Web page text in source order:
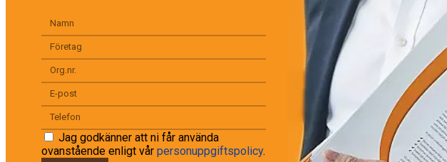
Jag godkänner att ni får använda
ovanstående enligt vår personuppgiftspolicy.